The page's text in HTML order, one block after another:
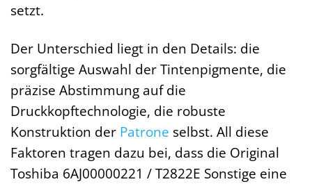
setzt.
Der Unterschied liegt in den Details: die
sorgfältige Auswahl der Tintenpigmente, die
präzise Abstimmung auf die
Druckkopftechnologie, die robuste
Konstruktion der Patrone selbst. All diese
Faktoren tragen dazu bei, dass die Original
Toshiba 6AJ00000221 / T2822E Sonstige eine